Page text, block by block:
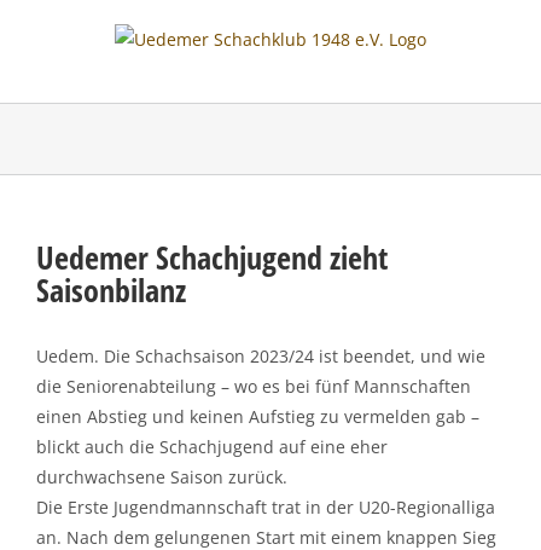
Uedemer Schachjugend zieht
Saisonbilanz
Uedem. Die Schachsaison 2023/24 ist beendet, und wie
die Seniorenabteilung – wo es bei fünf Mannschaften
einen Abstieg und keinen Aufstieg zu vermelden gab –
blickt auch die Schachjugend auf eine eher
durchwachsene Saison zurück.
Die Erste Jugendmannschaft trat in der U20-Regionalliga
an. Nach dem gelungenen Start mit einem knappen Sieg